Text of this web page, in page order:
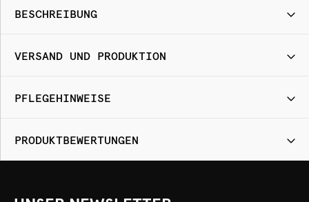
BESCHREIBUNG
VERSAND UND PRODUKTION
PFLEGEHINWEISE
PRODUKTBEWERTUNGEN